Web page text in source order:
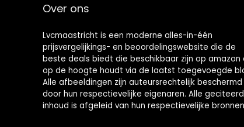
Over ons
Lvcmaastricht is een moderne alles-in-één
prijsvergelijkings- en beoordelingswebsite die de
beste deals biedt die beschikbaar zijn op amazon
op de hoogte houdt via de laatst toegevoegde
Alle afbeeldingen zijn auteursrechtelijk beschermd
door hun respectievelijke eigenaren. Alle
inhoud is afgeleid van hun respectievelijke